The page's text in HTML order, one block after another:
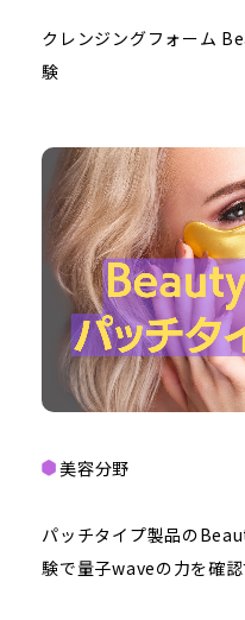
クレンジングフォーム Beauty Wave加工 VS 未加工比較試
験
美容分野
パッチタイプ製品の
験で量子waveの力を確認